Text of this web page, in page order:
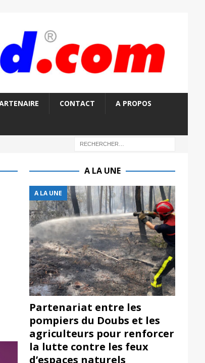
CONTACT A PROPOS
A LA UNE
A LA UNE
Partenariat entre les
pompiers du Doubs et les
agriculteurs pour renforcer
la lutte contre les feux
d’espaces naturels